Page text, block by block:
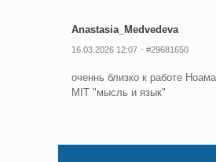
Anastasia_Medvedeva
16.03.2026 12:07 #29681650
оченнь близко к работе
MIT "мысль и язык"